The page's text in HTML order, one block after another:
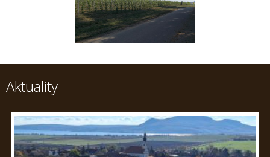
Aktuality